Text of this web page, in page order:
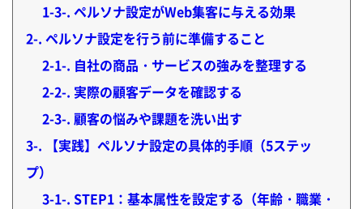
1-3- ペルソナ設定がWeb集客に与える効果
2- ペルソナ設定を行う前に準備すること
2-1- 自社の商品・サービスの強みを整理する
2-2- 実際の顧客データを確認する
2-3- 顧客の悩みや課題を洗い出す
3-
【実践】ペルソナ設定の具体的手順（5ステッ
プ）
3-1- STEP1：基本属性を設定する（年齢・職業・